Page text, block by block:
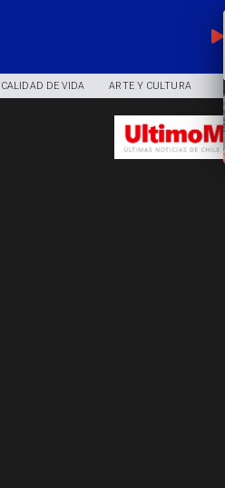
CALIDAD DE VIDA ARTE Y CULTURA